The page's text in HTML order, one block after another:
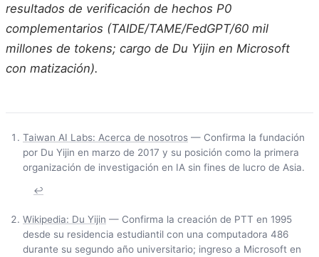
resultados de verificación de hechos P0
complementarios (TAIDE/TAME/FedGPT/60 mil
millones de tokens; cargo de Du Yijin en Microsoft
con matización).
Taiwan AI Labs: Acerca de nosotros — Confirma la fundación
por Du Yijin en marzo de 2017 y su posición como la primera
organización de investigación en IA sin fines de lucro de Asia.
↩
Wikipedia: Du Yijin — Confirma la creación de PTT en 1995
desde su residencia estudiantil con una computadora 486
durante su segundo año universitario; ingreso a Microsoft en